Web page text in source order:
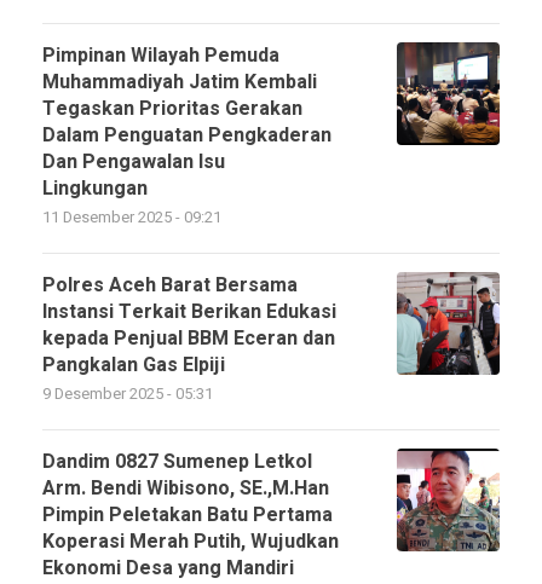
Pimpinan Wilayah Pemuda
Muhammadiyah Jatim Kembali
Tegaskan Prioritas Gerakan
Dalam Penguatan Pengkaderan
Dan Pengawalan Isu
Lingkungan
11 Desember 2025 - 09:21
Polres Aceh Barat Bersama
Instansi Terkait Berikan Edukasi
kepada Penjual BBM Eceran dan
Pangkalan Gas Elpiji
9 Desember 2025 - 05:31
Dandim 0827 Sumenep Letkol
Arm. Bendi Wibisono, SE.,M.Han
Pimpin Peletakan Batu Pertama
Koperasi Merah Putih, Wujudkan
Ekonomi Desa yang Mandiri